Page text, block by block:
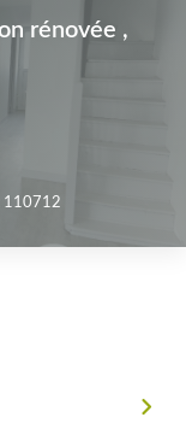
rénovée ,
110712